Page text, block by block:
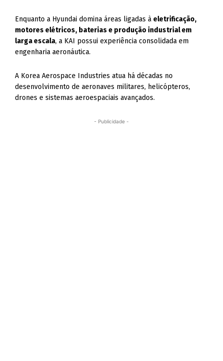
Enquanto a Hyundai domina áreas ligadas àeletrificação,
motores elétricos, baterias e produção industrial em
larga escala, a KAI possui experiência consolidada em
engenharia aeronáutica.
A Korea Aerospace Industries atua há décadas no
desenvolvimento de aeronaves militares, helicópteros,
drones e sistemas aeroespaciais avançados.
- Publicidade -